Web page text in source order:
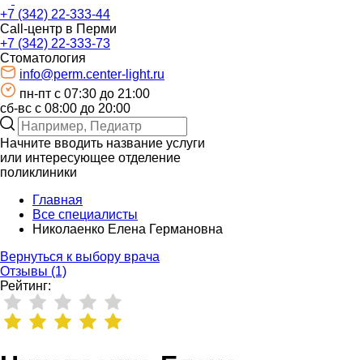
+7 (342) 22-333-44
Call-центр в Перми
+7 (342) 22-333-73
Стоматология
info@perm.center-light.ru
пн-пт c 07:30 до 21:00
сб-вс с 08:00 до 20:00
Начните вводить название услуги
или интересующее отделение
поликлиники
Главная
Все специалисты
Николаенко Елена Германовна
Вернуться к выбору врача
Отзывы (1)
Рейтинг: